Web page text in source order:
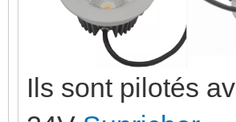
Ils sont pilotés